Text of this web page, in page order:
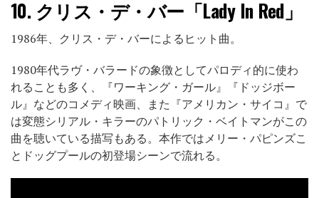
10. クリス・デ・バー「Lady In Red」
1986年、クリス・デ・バーによるヒット曲。
1980年代ラヴ・バラードの象徴としてパロディ的に使わ
れることも多く、『ワーキング・ガール』『ドッジボー
ル』などのコメディ映画、また『アメリカン・サイコ』で
は変態シリアル・キラーのパトリック・ベイトマンがこの
曲を聴いている描写もある。本作ではメリー・パピンズこ
とドッグプールの初登場シーンで流れる。